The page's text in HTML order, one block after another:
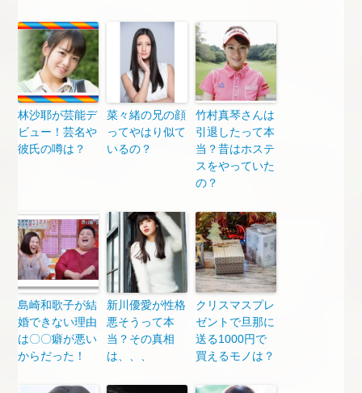
林沙耶が芸能デ
ビュー！芸名や
彼氏の噂は？
菜々緒の兄の顔
ってやはり似て
いるの？
竹村真琴さんは
引退したって本
当？昔はホステ
スをやっていた
の？
島崎和歌子が結
婚できない理由
は〇〇癖が悪い
からだった！
新川優愛が性格
悪そうって本
当？その真相
は、、、
クリスマスプレ
ゼントで旦那に
送る1000円で
買えるモノは？